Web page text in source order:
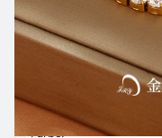
Stil:
Modisch
Geschlecht:
Quadratisch
Farbe: